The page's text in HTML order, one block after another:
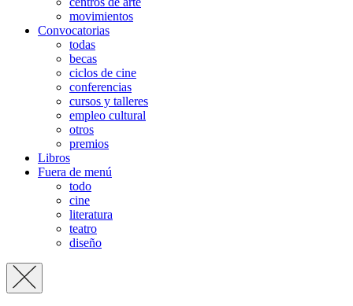
movimientos
Convocatorias
todas
becas
ciclos de cine
conferencias
cursos y talleres
empleo cultural
otros
premios
Libros
Fuera de menú
todo
cine
literatura
teatro
diseño